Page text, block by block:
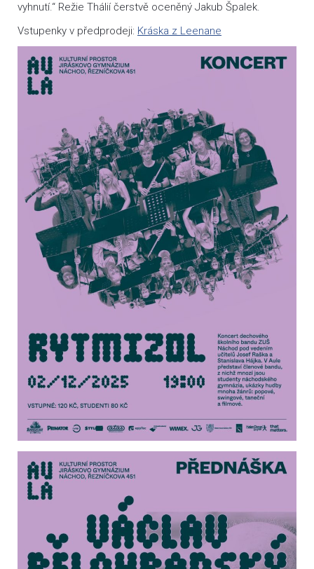
vyhnutí.“ Režie Thálií čerstvě oceněný Jakub Špalek.
Vstupenky v předprodeji: Kráska z Leenane